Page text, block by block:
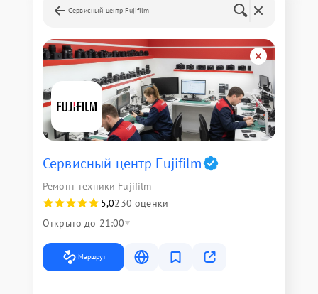
Сервисный центр Fujifilm
Сервисный центр Fujifilm
Ремонт техники Fujifilm
5,0230 оценки
Открыто до 21:00
Маршрут